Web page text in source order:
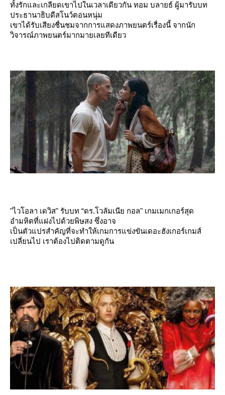
ทั้งรักและเกลียดเขาไปในเวลาเดียวกัน ทอม บลายธ์ ผู้มารับบท
ประธานาธิบดีสโนว์ตอนหนุ่ม
เขาได้รับเสียงชื่นชมจากการแสดงภาพยนตร์เรื่องนี้ จากนัก
วิจารณ์ภาพยนตร์มากมายเลยทีเดียว
"ไวโอลา เดวิส" รับบท “ดร.โวลัมเนีย กอล" เกมเมกเกอร์สุด
อำมหิตที่แฝงไปด้วยพิษสง ซึ่งอาจ
เป็นตัวแปรสำคัญที่จะทำให้เกมการแข่งขันเดอะฮังเกอร์เกมส์
เปลี่ยนไป เราต้องไปติดตามดูกัน